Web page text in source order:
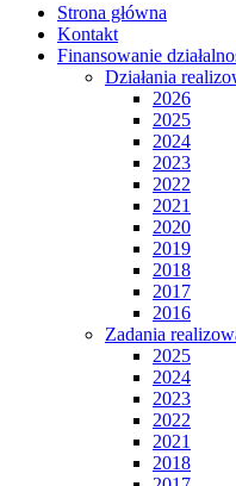
Strona główna
Kontakt
Finansowanie
Działania
2026
2025
2024
2023
2022
2021
2020
2019
2018
2017
2016
Zadania
2025
2024
2023
2022
2021
2018